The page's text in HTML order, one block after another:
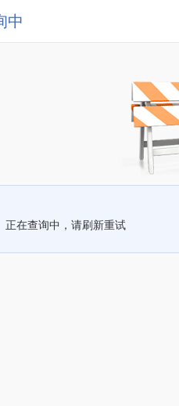
中
正在查询中，请刷新重试